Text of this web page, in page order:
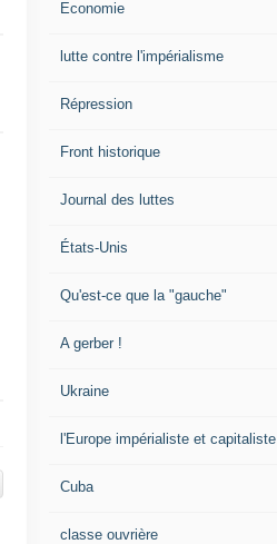
Economie
lutte contre l'impérialisme
Répression
Front historique
Journal des luttes
États-Unis
Qu'est-ce que la "gauche"
A gerber !
Ukraine
l'Europe impérialiste et capitaliste
Cuba
classe ouvrière